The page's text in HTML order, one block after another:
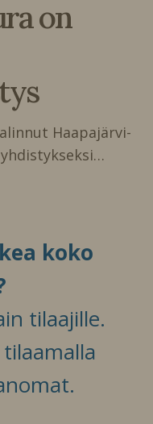
on
Haapajärvi-
koko
tilaajille.